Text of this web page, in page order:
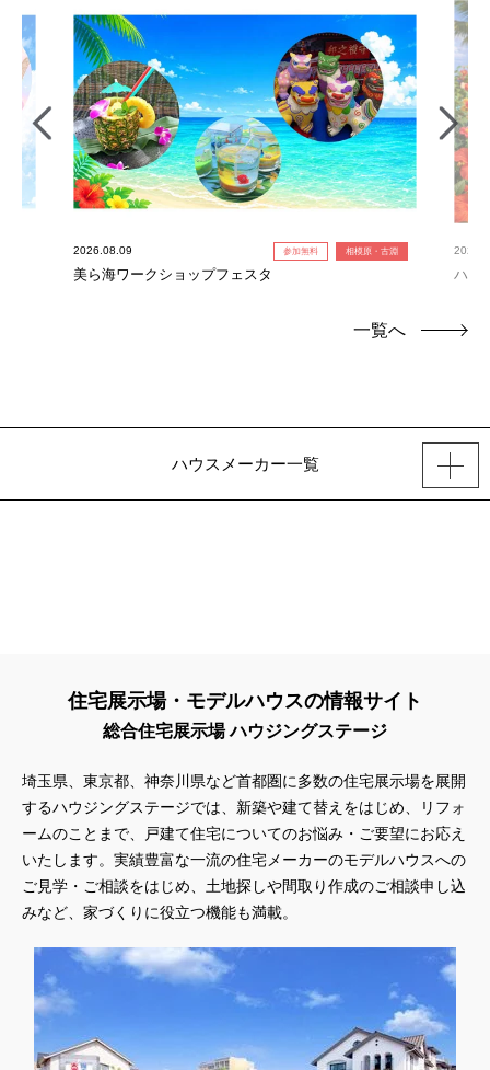
2026.08.09 参加無料 相模原・古淵
美ら海ワークショップフェスタ ハワ
一覧へ
ハウスメーカー一覧
住宅展示場・モデルハウスの情報サイト
総合住宅展示場 ハウジングステージ
埼玉県、東京都、神奈川県など首都圏に多数の住宅展示場を展開
するハウジングステージでは、新築や建て替えをはじめ、リフォ
ームのことまで、戸建て住宅についてのお悩み・ご要望にお応え
いたします。実績豊富な一流の住宅メーカーのモデルハウスへの
ご見学・ご相談をはじめ、土地探しや間取り作成のご相談申し込
みなど、家づくりに役立つ機能も満載。